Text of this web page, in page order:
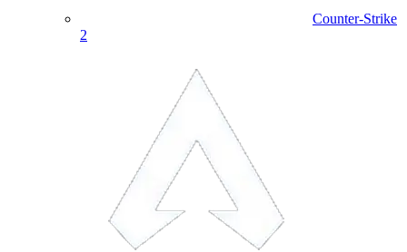
Counter-Strike
2